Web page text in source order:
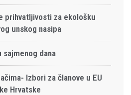
prihvatljivosti za ekološku
unskog nasipa
sajmenog dana
Izbori za članove u EU
Hrvatske